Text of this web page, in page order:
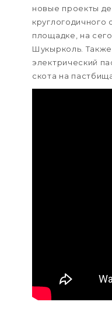
новые проекты
площадке, на
Шукырколь.
электрический
скота на